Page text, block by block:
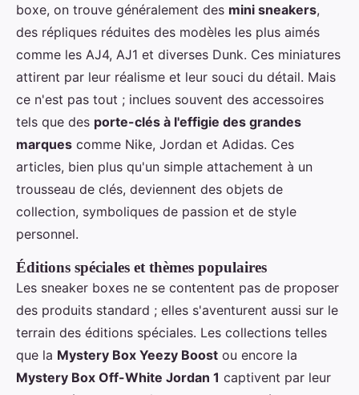
boxe, on trouve généralement des mini sneakers,
des répliques réduites des modèles les plus aimés
comme les AJ4, AJ1 et diverses Dunk. Ces miniatures
attirent par leur réalisme et leur souci du détail. Mais
ce n'est pas tout ; inclues souvent des accessoires
tels que des porte-clés à l'effigie des grandes
marques comme Nike, Jordan et Adidas. Ces
articles, bien plus qu'un simple attachement à un
trousseau de clés, deviennent des objets de
collection, symboliques de passion et de style
personnel.
Éditions spéciales et thèmes populaires
Les sneaker boxes ne se contentent pas de proposer
des produits standard ; elles s'aventurent aussi sur le
terrain des éditions spéciales. Les collections telles
que la Mystery Box Yeezy Boost ou encore la
Mystery Box Off-White Jordan 1 captivent par leur